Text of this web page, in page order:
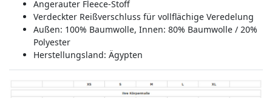
Angerauter Fleece-Stoff
Verdeckter Reißverschluss für vollflächige Veredelung
Außen: 100% Baumwolle, Innen: 80% Baumwolle / 20%
Polyester
Herstellungsland: Ägypten